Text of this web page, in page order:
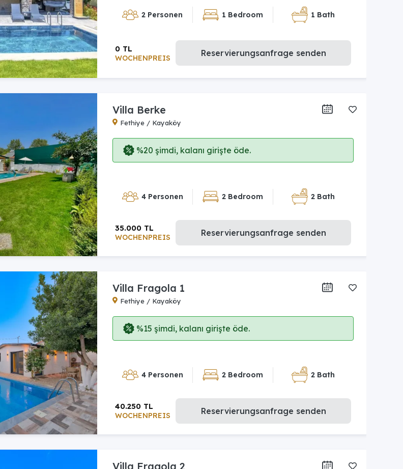
2 Personen 1 Bedroom 1 Bath
WOCHENPREIS
0 TL Reservierungsanfrage senden
Villa Berke
Fethiye / Kayaköy
%20 şimdi, kalanı girişte öde.
4 Personen 2 Bedroom 2 Bath
WOCHENPREIS
35.000 TL Reservierungsanfrage senden
Villa Fragola 1
Fethiye / Kayaköy
%15 şimdi, kalanı girişte öde.
4 Personen 2 Bedroom 2 Bath
WOCHENPREIS
40.250 TL Reservierungsanfrage senden
Villa Fragola 2